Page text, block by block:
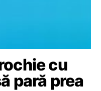
cu
pară prea